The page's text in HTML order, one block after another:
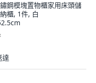
鋼模塊置物櫃家用床頭儲
櫃, 1件, 白
達